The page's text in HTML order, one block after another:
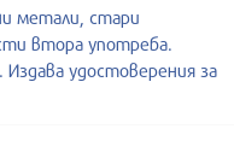
метали, стари
втора употреба.
Издава удостоверения за